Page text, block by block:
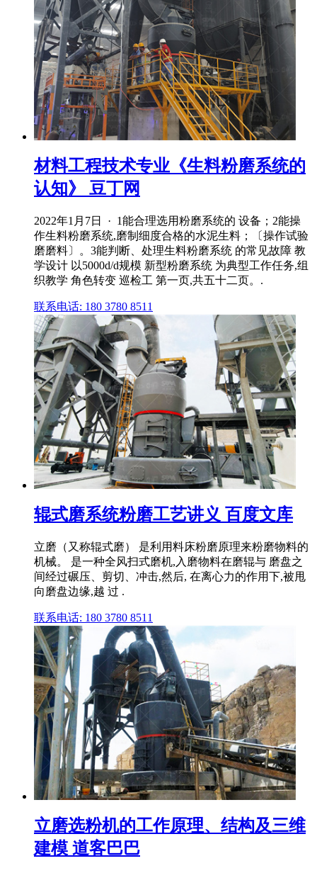
材料工程技术专业《生料粉磨系统的
认知》 豆丁网
2022年1月7日 · 1能合理选用粉磨系统的 设备；2能操
作生料粉磨系统,磨制细度合格的水泥生料；〔操作试验
磨磨料〕。3能判断、处理生料粉磨系统 的常见故障 教
学设计 以5000d/d规模 新型粉磨系统 为典型工作任务,组
织教学 角色转变 巡检工 第一页,共五十二页。.
联系电话: 180 3780 8511
辊式磨系统粉磨工艺讲义 百度文库
立磨（又称辊式磨） 是利用料床粉磨原理来粉磨物料的
机械。 是一种全风扫式磨机,入磨物料在磨辊与 磨盘之
间经过碾压、剪切、冲击,然后, 在离心力的作用下,被甩
向磨盘边缘,越 过 .
联系电话: 180 3780 8511
立磨选粉机的工作原理、结构及三维
建模 道客巴巴